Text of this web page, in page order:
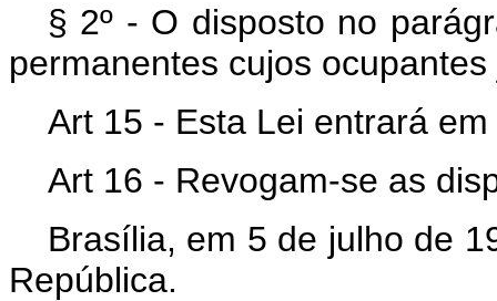
§ 2º - O disposto no
permanentes cujos
Art 15 - Esta Lei entrará
Art 16 - Revogam-se as
Brasília, em 5 de julho de
República.